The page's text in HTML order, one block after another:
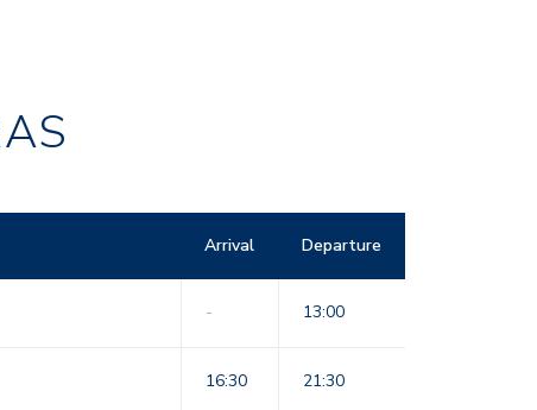
Arrival Departure
- 13:00
16:30 21:30